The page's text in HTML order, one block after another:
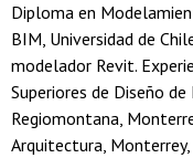
Diploma en
BIM, Universidad de
modelador Revit.
Superiores de Diseño
Regiomontana,
Arquitectura, Monterrey,